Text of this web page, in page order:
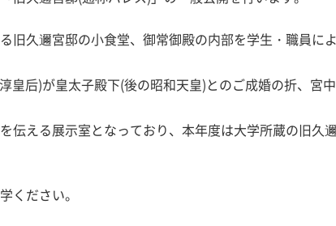
旧久邇宮邸の小食堂、御常御殿の内部を学生・職員に
皇后)が皇太子殿下(後の昭和天皇)とのご成婚の折、宮
伝える展示室となっており、本年度は大学所蔵の旧久
ください。